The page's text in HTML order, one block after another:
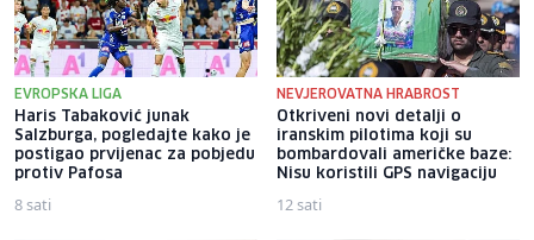
EVROPSKA LIGA
Haris Tabaković junak
Salzburga, pogledajte kako je
postigao prvijenac za pobjedu
protiv Pafosa
8 sati
NEVJEROVATNA HRABROST
Otkriveni novi detalji o
iranskim pilotima koji su
bombardovali američke baze:
Nisu koristili GPS navigaciju
12 sati